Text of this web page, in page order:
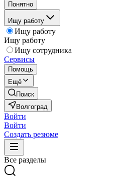
Понятно
Ищу работу
Ищу работу
Ищу работу
Ищу сотрудника
Сервисы
Помощь
Ещё
Поиск
Волгоград
Войти
Войти
Создать резюме
Все разделы